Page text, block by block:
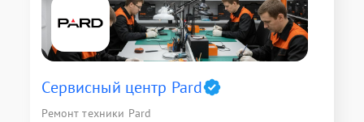
Сервисный центр Pard
Ремонт техники Pard